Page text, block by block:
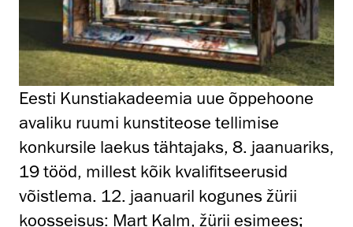
Eesti Kunstiakadeemia uue õppehoone
avaliku ruumi kunstiteose tellimise
konkursile laekus tähtajaks, 8. jaanuariks,
19 tööd, millest kõik kvalifitseerusid
võistlema. 12. jaanuaril kogunes žürii
koosseisus: Mart Kalm, žürii esimees;